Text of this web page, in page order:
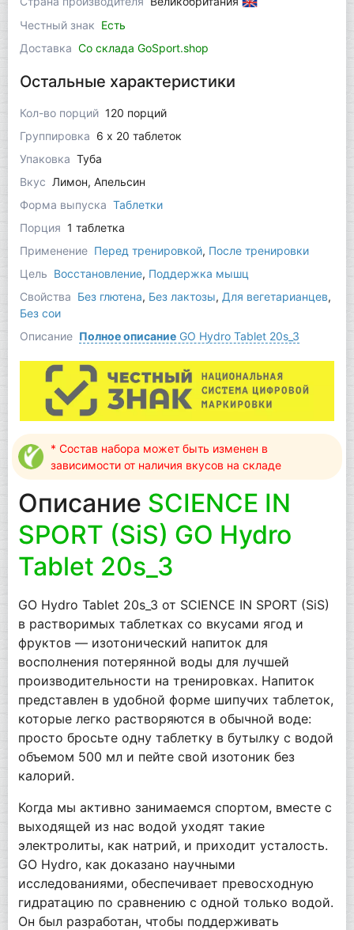
Честный знак Есть
Доставка Со склада GoSport.shop
Остальные характеристики
Кол-во порций 120 порций
Группировка 6 x 20 таблеток
Упаковка Туба
Вкус Лимон, Апельсин
Форма выпуска Таблетки
Порция 1 таблетка
Применение Перед тренировкой, После тренировки
Цель Восстановление, Поддержка мышц
Свойства Без глютена, Без лактозы, Для вегетарианцев,
Без сои
Описание Полное описаниеGO Hydro Tablet 20s_3
* Состав набора может быть изменен в
зависимости от наличия вкусов на складе
Описание SCIENCE IN
SPORT (SiS) GO Hydro
Tablet 20s_3
GO Hydro Tablet 20s_3 от SCIENCE IN SPORT (SiS)
в растворимых таблетках со вкусами ягод и
фруктов — изотонический напиток для
восполнения потерянной воды для лучшей
производительности на тренировках. Напиток
представлен в удобной форме шипучих таблеток,
которые легко растворяются в обычной воде:
просто бросьте одну таблетку в бутылку с водой
объемом 500 мл и пейте свой изотоник без
калорий.
Когда мы активно занимаемся спортом, вместе с
выходящей из нас водой уходят такие
электролиты, как натрий, и приходит усталость.
GO Hydro, как доказано научными
исследованиями, обеспечивает превосходную
гидратацию по сравнению с одной только водой.
Он был разработан, чтобы поддерживать